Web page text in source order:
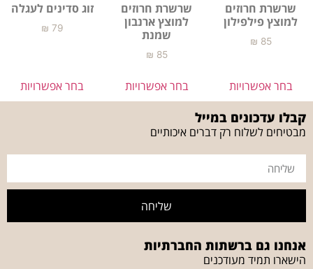
שרשרת חרוזים
למוצץ פילפילון
₪ 85
בחר אפשרויות
שרשרת חרוזים
למוצץ ארנבון
שמנת
₪ 85
בחר אפשרויות
זוג סדינים לעגלה
₪ 79
בחר אפשרויות
קבלו עדכונים במייל
מבטיחים לשלוח רק דברים איכותיים
שליחה
אנחנו גם ברשתות החברתיות
הישארו תמיד מעודכנים